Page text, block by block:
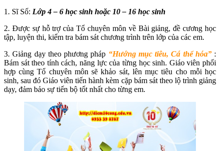
1. Sĩ Số: Lớp 4 – 6 học sinh hoặc 10 – 16 học sinh
2. Được sự hỗ trợ của Tổ chuyên môn về Bài giảng, đề cương học
tập, luyện thi, kiểm tra bám sát chương trình trên lớp của các em.
3. Giảng dạy theo phương pháp “Hướng mục tiêu, Cá thể hóa” :
Bám sát theo tính cách, năng lực của từng học sinh. Giáo viên phối
hợp cùng Tổ chuyên môn sẽ khảo sát, lên mục tiêu cho mỗi học
sinh, sau đó Giáo viên tiến hành kèm cặp bám sát theo lộ trình giảng
dạy, đảm bảo sự tiến bộ tốt nhất cho từng em.